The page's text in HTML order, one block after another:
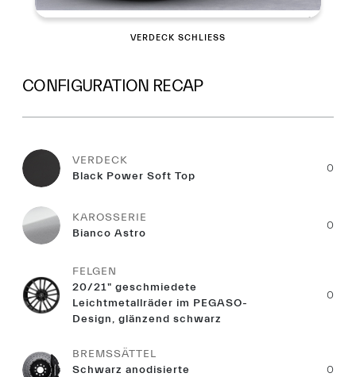
VERDECK SCHLIESSEN
CONFIGURATION RECAP
VERDECK
Black Power Soft Top
0
KAROSSERIE
Bianco Astro
0
FELGEN
20/21" geschmiedete
Leichtmetallräder im PEGASO-
Design, glänzend schwarz
0
BREMSSÄTTEL
Schwarz anodisierte
0